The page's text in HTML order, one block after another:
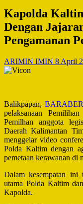
Kapolda
Dengan
Pengamanan
ARIMIN IMIN 8 April
Balikpapan,
pelaksanaan
Pemilhan anggota
Daerah Kalimantan
menggelar video
Polda Kaltim dengan
pemetaan kerawanan di
Dalam kesempatan ini
utama Polda Kaltim
Kapolda.